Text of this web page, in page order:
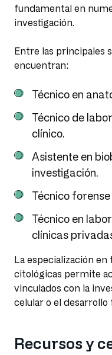
fundamental en
investigación.
Entre las principales
encuentran:
Técnico en
Técnico de
clínico.
Asistente en
investigación.
Técnico
Técnico en
clínicas
La especialización
citológicas permite
vinculados con la
celular o el desarrollo
Recursos y